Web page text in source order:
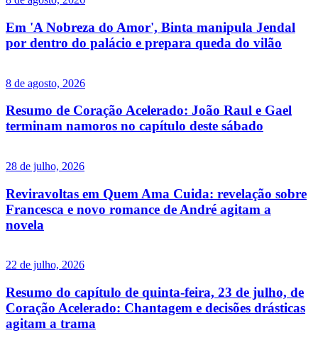
Em 'A Nobreza do Amor', Binta manipula Jendal
por dentro do palácio e prepara queda do vilão
8 de agosto, 2026
Resumo de Coração Acelerado: João Raul e Gael
terminam namoros no capítulo deste sábado
28 de julho, 2026
Reviravoltas em Quem Ama Cuida: revelação sobre
Francesca e novo romance de André agitam a
novela
22 de julho, 2026
Resumo do capítulo de quinta-feira, 23 de julho, de
Coração Acelerado: Chantagem e decisões drásticas
agitam a trama